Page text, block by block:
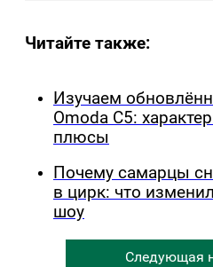
Читайте также:
Изучаем
Omoda C5:
плюсы
Почему самарцы
в цирк: что
шоу
Следующая